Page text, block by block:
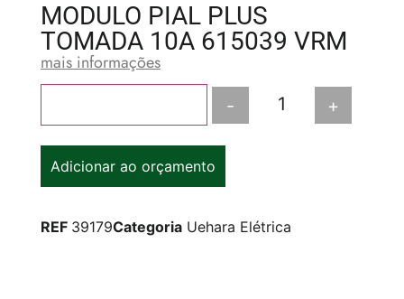
MODULO PIAL PLUS
TOMADA 10A 615039 VRM
mais informações
- +
Adicionar ao orçamento
REF 39179Categoria Uehara Elétrica